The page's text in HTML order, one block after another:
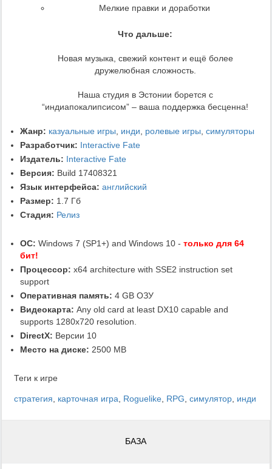
Мелкие правки и доработки
Что дальше:
Новая музыка, свежий контент и ещё более
дружелюбная сложность.
Наша студия в Эстонии борется с
“индиапокалипсисом” – ваша поддержка бесценна!
Жанр: казуальные игры, инди, ролевые игры, симуляторы
Разработчик: Interactive Fate
Издатель: Interactive Fate
Версия: Build 17408321
Язык интерфейса: английский
Размер: 1.7 Гб
Стадия: Релиз
ОС: Windows 7 (SP1+) and Windows 10 - только для 64
бит!
Процессор: x64 architecture with SSE2 instruction set
support
Оперативная память: 4 GB ОЗУ
Видеокарта: Any old card at least DX10 capable and
supports 1280x720 resolution.
DirectX: Версии 10
Место на диске: 2500 MB
Теги к игре
стратегия, карточная игра, Roguelike, RPG, симулятор, инди
БАЗА